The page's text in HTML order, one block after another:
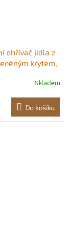
ohřívač jídla z
krytem,
a večírkySkladem
Do košíku